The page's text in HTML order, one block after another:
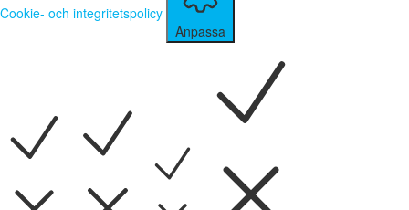
Cookie- och integritetspolicy
Anpassa